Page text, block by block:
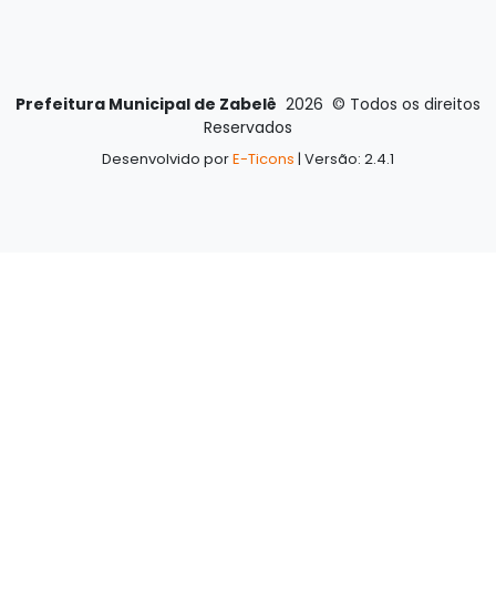
Prefeitura Municipal de Zabelê 2026 © Todos os direitos
Reservados
Desenvolvido porE-Ticons | Versão: 2.4.1